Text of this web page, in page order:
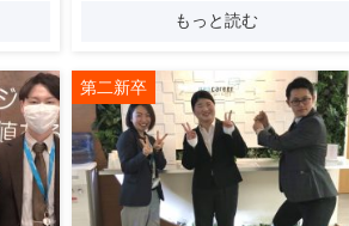
もっと読む
第二新卒